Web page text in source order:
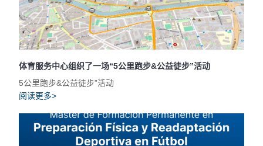
体育服务中心组织了一场“5公里跑步&公益徒步”活动
5公里跑步&公益徒步”活动
阅读更多>